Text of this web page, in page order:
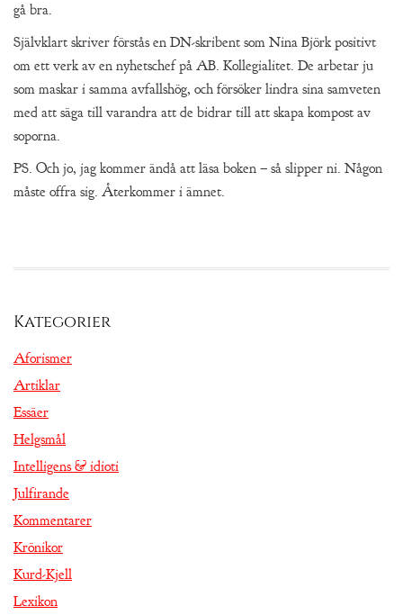
gå bra.
Självklart skriver förstås en DN-skribent som Nina Björk positivt
om ett verk av en nyhetschef på AB. Kollegialitet. De arbetar ju
som maskar i samma avfallshög, och försöker lindra sina samveten
med att säga till varandra att de bidrar till att skapa kompost av
soporna.
PS. Och jo, jag kommer ändå att läsa boken – så slipper ni. Någon
måste offra sig. Återkommer i ämnet.
Kategorier
Aforismer
Artiklar
Essäer
Helgsmål
Intelligens & idioti
Julfirande
Kommentarer
Krönikor
Kurd-Kjell
Lexikon